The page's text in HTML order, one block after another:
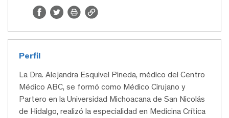
Perfil
La Dra. Alejandra Esquivel Pineda, médico del Centro
Médico ABC, se formó como Médico Cirujano y
Partero en la Universidad Michoacana de San Nicolás
de Hidalgo, realizó la especialidad en Medicina Crítica